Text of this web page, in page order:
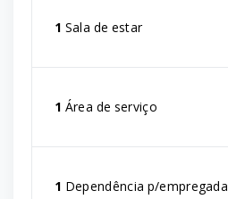
1 Sala de estar
1 Área de serviço
1 Dependência p/empregada